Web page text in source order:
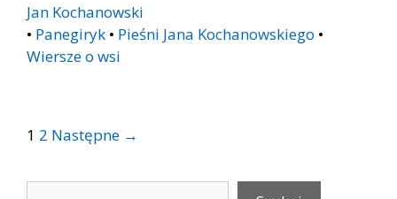
Jan Kochanowski
• Panegiryk • Pieśni Jana Kochanowskiego •
Wiersze o wsi
Post
1 2 Następne →